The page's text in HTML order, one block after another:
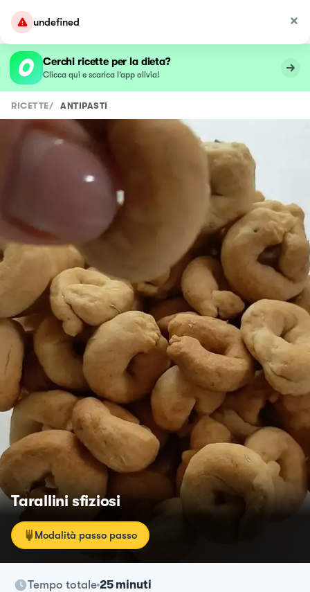
undefined
Cerchi ricette per la dieta?
Clicca qui e scarica l’app olivia!
RICETTE/ ANTIPASTI
Tarallini sfiziosi
Modalità passo passo
Tempo totale 25 minuti